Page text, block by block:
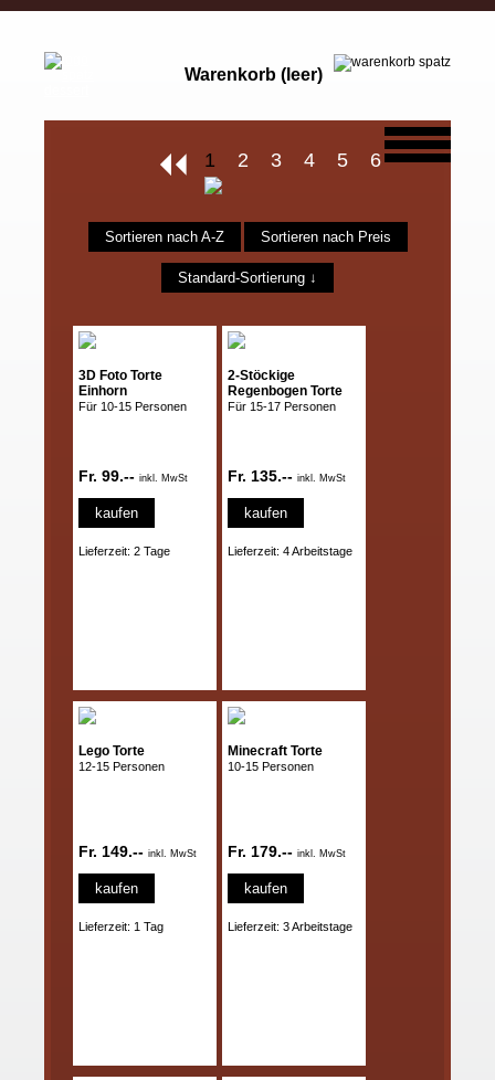
Warenkorb (leer)
1 2 3 4 5 6
Sortieren nach A-Z Sortieren nach Preis
Standard-Sortierung ↓
3D Foto Torte
Einhorn
Für 10-15 Personen
Fr. 99.-- inkl. MwSt
kaufen
Lieferzeit: 2 Tage
2-Stöckige
Regenbogen Torte
Für 15-17 Personen
Fr. 135.-- inkl. MwSt
kaufen
Lieferzeit: 4 Arbeitstage
Lego Torte
12-15 Personen
Fr. 149.-- inkl. MwSt
kaufen
Lieferzeit: 1 Tag
Minecraft Torte
10-15 Personen
Fr. 179.-- inkl. MwSt
kaufen
Lieferzeit: 3 Arbeitstage